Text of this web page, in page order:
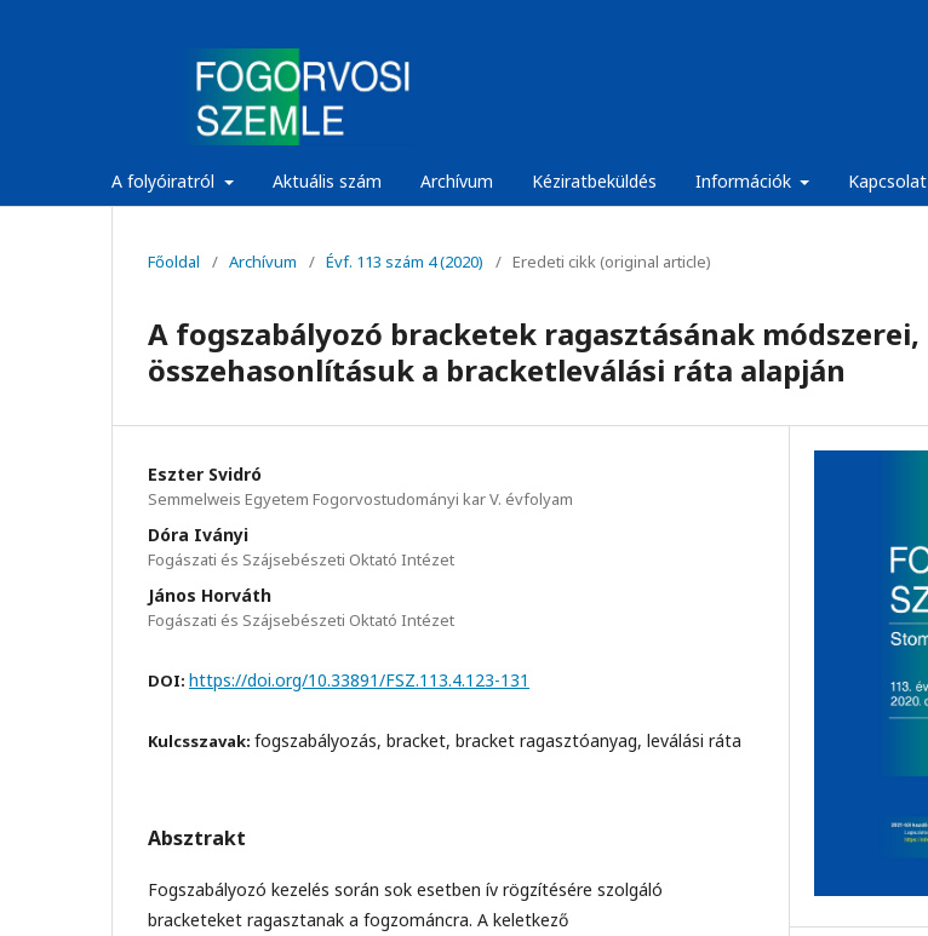
A folyóiratról Aktuális szám Archívum Kéziratbeküldés Információk Kapcsolat
Főoldal / Archívum / Évf. 113 szám 4 (2020) / Eredeti cikk (original article)
A fogszabályozó bracketek ragasztásának módszerei,
összehasonlításuk a bracketleválási ráta alapján
Eszter Svidró
Semmelweis Egyetem Fogorvostudományi kar V. évfolyam
Dóra Iványi
Fogászati és Szájsebészeti Oktató Intézet
János Horváth
Fogászati és Szájsebészeti Oktató Intézet
DOI: https://doi.org/10.33891/FSZ.113.4.123-131
Kulcsszavak: fogszabályozás, bracket, bracket ragasztóanyag, leválási ráta
Absztrakt
Fogszabályozó kezelés során sok esetben ív rögzítésére szolgáló
bracketeket ragasztanak a fogzománcra. A keletkező